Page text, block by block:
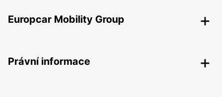
Europcar Mobility Group
Právní informace